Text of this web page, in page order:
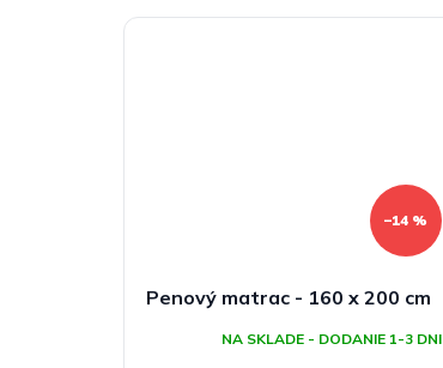
–14 %
Penový matrac - 160 x 200 cm
NA SKLADE - DODANIE 1-3 DNI